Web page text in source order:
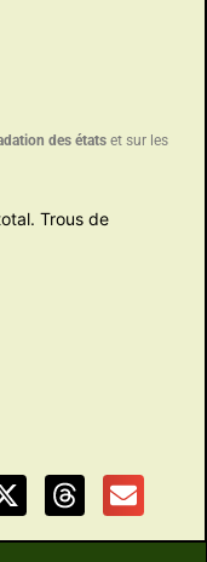
des états et sur les
Trous de